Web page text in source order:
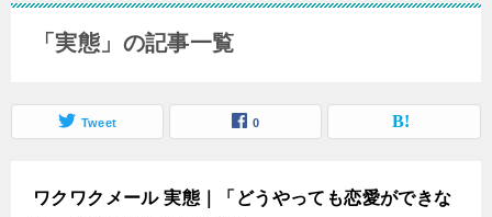
「実態」の記事一覧
Tweet 0
ワクワクメール 実態｜「どうやっても恋愛ができな